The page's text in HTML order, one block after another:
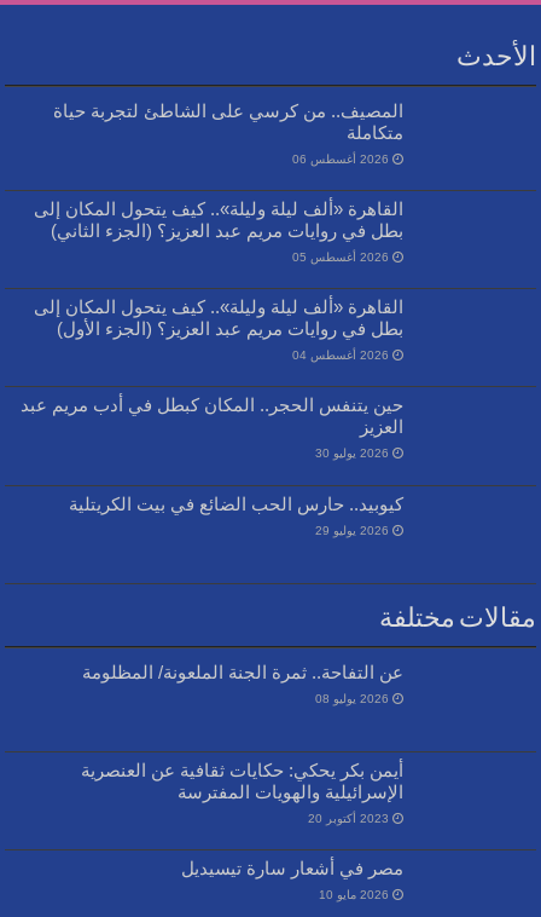
الأحدث
المصيف.. من كرسي على الشاطئ لتجربة حياة
متكاملة
2026 أغسطس 06
القاهرة «ألف ليلة وليلة».. كيف يتحول المكان إلى
بطل في روايات مريم عبد العزيز؟ (الجزء الثاني)
2026 أغسطس 05
القاهرة «ألف ليلة وليلة».. كيف يتحول المكان إلى
بطل في روايات مريم عبد العزيز؟ (الجزء الأول)
2026 أغسطس 04
حين يتنفس الحجر.. المكان كبطل في أدب مريم عبد
العزيز
2026 يوليو 30
كيوبيد.. حارس الحب الضائع في بيت الكريتلية
2026 يوليو 29
مقالات مختلفة
عن التفاحة.. ثمرة الجنة الملعونة/ المظلومة
2026 يوليو 08
أيمن بكر يحكي: حكايات ثقافية عن العنصرية
الإسرائيلية والهويات المفترسة
2023 أكتوبر 20
مصر في أشعار سارة تيسيديل
2026 مايو 10